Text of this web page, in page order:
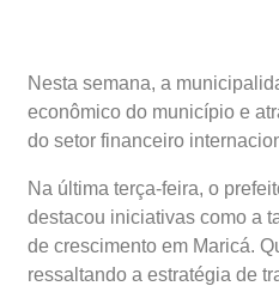
Nesta semana, a
econômico do município e
do setor financeiro
Na última terça-feira, o
destacou iniciativas como a
de crescimento em Maricá.
ressaltando a estratégia de